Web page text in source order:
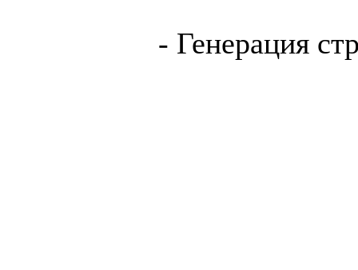
- Генерация